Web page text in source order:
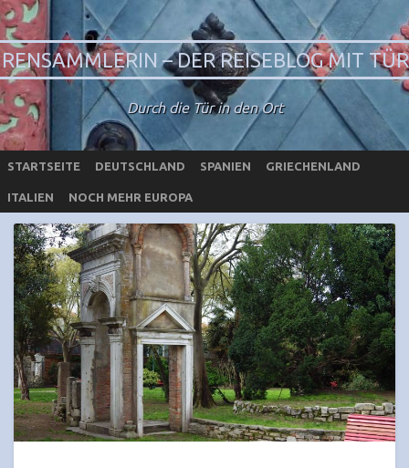
– DER REISEBLOG MIT
Durch die Tür in den Ort
STARTSEITE DEUTSCHLAND SPANIEN GRIECHENLAND
ITALIEN NOCH MEHR EUROPA